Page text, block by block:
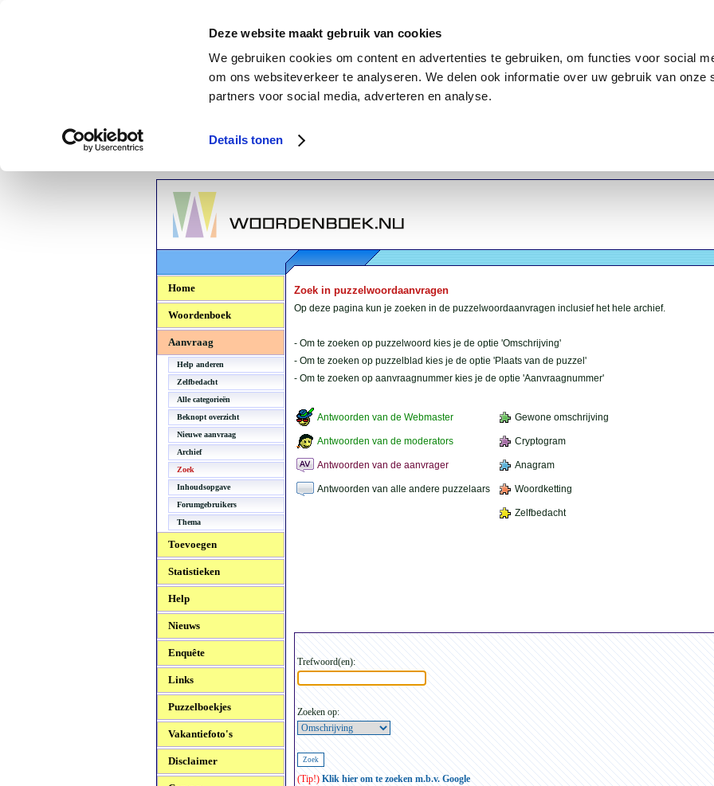
Deze website maakt gebruik van cookies
We gebruiken cookies om content en advertenties te gebruiken, om functies voor social
om ons websiteverkeer te analyseren. We delen ook informatie over uw gebruik van onze
partners voor social media, adverteren en analyse.
Details tonen
Woordenboek.NU
Home
Woordenboek
Aanvraag
Help anderen
Zelfbedacht
Alle categorieën
Beknopt overzicht
Nieuwe aanvraag
Archief
Zoek
Inhoudsopgave
Forumgebruikers
Thema
Toevoegen
Statistieken
Help
Nieuws
Enquête
Links
Puzzelboekjes
Vakantiefoto's
Disclaimer
Zoek in puzzelwoordaanvragen
Op deze pagina kun je zoeken in de puzzelwoordaanvragen inclusief het hele archief.
- Om te zoeken op puzzelwoord kies je de optie 'Omschrijving'
- Om te zoeken op puzzelblad kies je de optie 'Plaats van de puzzel'
- Om te zoeken op aanvraagnummer kies je de optie 'Aanvraagnummer'
Antwoorden van de Webmaster Gewone omschrijving
Antwoorden van de moderators Cryptogram
Antwoorden van de aanvrager Anagram
Antwoorden van alle andere puzzelaars Woordketting
Zelfbedacht
Trefwoord(en):
Zoeken op:
(Tip!) Klik hier om te zoeken m.b.v. Google